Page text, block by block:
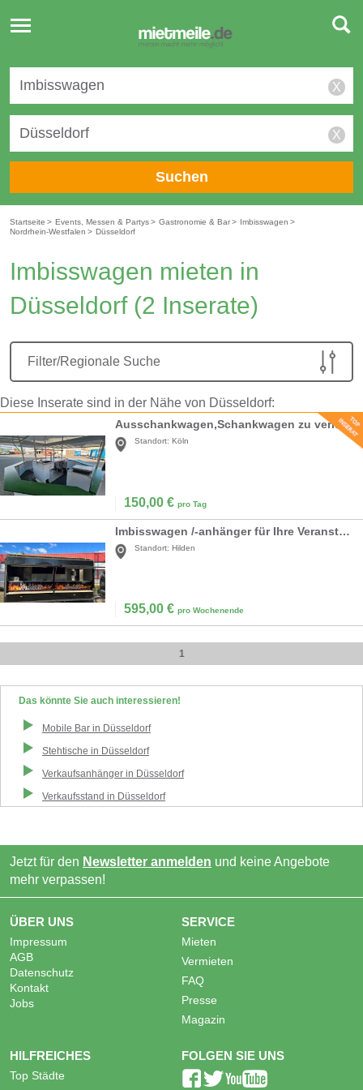
Toggle
navigation
X
X
Suchen
Startseite > Events, Messen & Partys> Gastronomie & Bar> Imbisswagen >
Nordrhein-Westfalen > Düsseldorf
Imbisswagen mieten in
Düsseldorf(2 Inserate)
Filter/Regionale Suche
Diese Inserate sind in der Nähe von Düsseldorf:
Ausschankwagen,Schankwagen zu vermieten
Standort: Köln
150,00 € pro Tag
Imbisswagen /-anhänger für Ihre Veranstaltung zu vermieten mieten
Standort: Hilden
595,00 € pro Wochenende
1
Das könnte Sie auch interessieren!
Mobile Bar in Düsseldorf
Stehtische in Düsseldorf
Verkaufsanhänger in Düsseldorf
Verkaufsstand in Düsseldorf
Jetzt für den Newsletter anmelden und keine Angebote
mehr verpassen!
ÜBER UNS
Impressum
AGB
Datenschutz
Kontakt
Jobs
SERVICE
Mieten
Vermieten
FAQ
Presse
Magazin
HILFREICHES
Top Städte
FOLGEN SIE UNS